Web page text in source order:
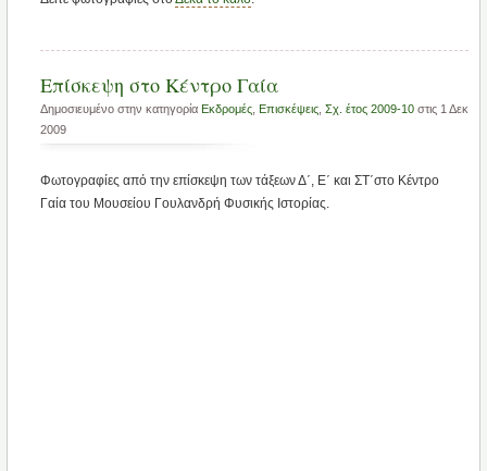
Επίσκεψη στο Κέντρο Γαία
Δημοσιευμένο στην κατηγορία Εκδρομές, Επισκέψεις, Σχ. έτος 2009-10στις 1 Δεκ
2009
Φωτογραφίες από την επίσκεψη των τάξεων Δ΄, Ε΄ και ΣΤ΄στο Κέντρο
Γαία του Μουσείου Γουλανδρή Φυσικής Ιστορίας.